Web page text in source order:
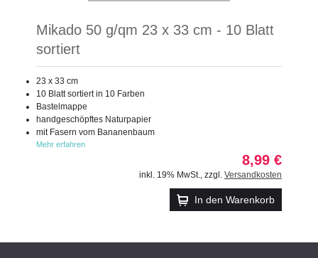
Mikado 50 g/qm 23 x 33 cm - 10 Blatt
sortiert
23 x 33 cm
10 Blatt sortiert in 10 Farben
Bastelmappe
handgeschöpftes Naturpapier
mit Fasern vom Bananenbaum
Mehr erfahren
8,99 €
inkl. 19% MwSt. zzgl. Versandkosten
In den Warenkorb